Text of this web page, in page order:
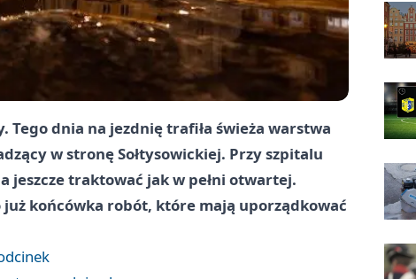
Tego dnia na jezdnię trafiła świeża warstwa
w stronę Sołtysowickiej. Przy szpitalu
jeszcze traktować jak w pełni otwartej.
końcówka robót, które mają uporządkować